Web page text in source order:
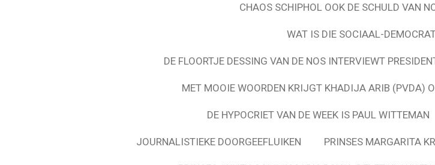
CHAOS SCHIPHOL OOK DE SCHULD VAN
WAT IS DIE SOCIAAL-
DE FLOORTJE DESSING VAN DE NOS INTERVIEWT
MET MOOIE WOORDEN KRIJGT KHADIJA ARIB (PVDA)
DE HYPOCRIET VAN DE WEEK IS PAUL WITTEMAN
JOURNALISTIEKE DOORGEEFLUIKEN PRINSES MARGARITA